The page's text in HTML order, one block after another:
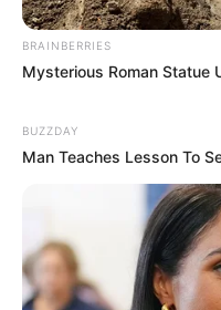
BRAINBERRIES
Mysterious Roman Statue
BUZZDAY
Man Teaches Lesson To